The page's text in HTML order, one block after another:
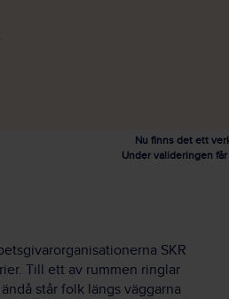
Nu finns det ett
Under valideringen
SKR
Till ett av rummen ringlar
står folk längs väggarna